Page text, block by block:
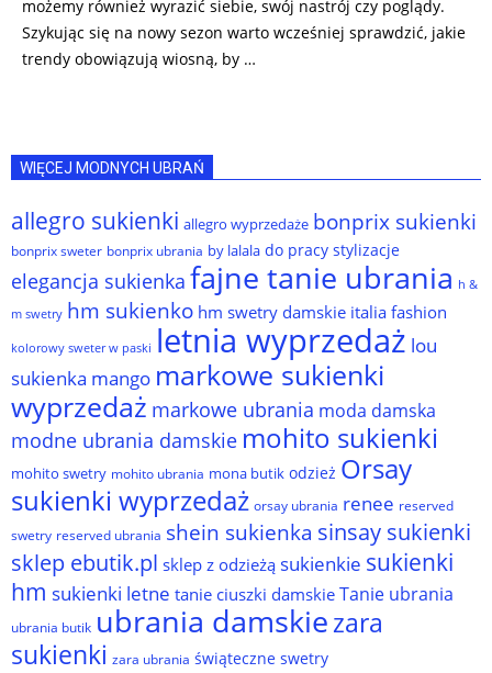
możemy również wyrazić siebie, swój nastrój czy poglądy.
Szykując się na nowy sezon warto wcześniej sprawdzić, jakie
trendy obowiązują wiosną, by …
WIĘCEJ MODNYCH UBRAŃ
allegro sukienki allegro wyprzedaże bonprix sukienki
bonprix sweter bonprix ubrania by lalala do pracy stylizacje
elegancja sukienka fajne tanie ubrania h &
m swetry hm sukienko hm swetry damskie italia fashion
kolorowy sweter w paski letnia wyprzedaż lou
sukienka mango markowe sukienki
wyprzedaż markowe ubrania moda damska
modne ubrania damskie mohito sukienki
mohito swetry mohito ubrania mona butik odzież Orsay
sukienki wyprzedaż orsay ubrania renee reserved
swetry reserved ubrania shein sukienka sinsay sukienki
sklep ebutik.pl sklep z odzieżą sukienkie sukienki
hm sukienki letne tanie ciuszki damskie Tanie ubrania
ubrania butik ubrania damskiezara
sukienki zara ubrania świąteczne swetry